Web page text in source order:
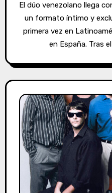
El dúo venezolano llega con su “Listening Experience”,
un formato íntimo y
primera vez en
en España. Tras